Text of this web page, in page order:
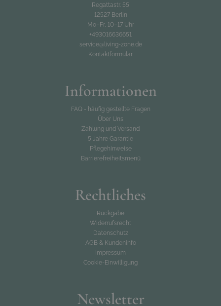
Regattastr. 55
12527 Berlin
Mo–Fr, 10–17 Uhr
+493016636651
service@living-zone.de
Kontaktformular
Informationen
FAQ - häufig gestellte Fragen
Über Uns
Zahlung und Versand
5 Jahre Garantie
Pflegehinweise
Barrierefreiheitsmenü
Rechtliches
Rückgabe
Widerrufsrecht
Datenschutz
AGB & Kundeninfo
Impressum
Cookie-Einwilligung
Newsletter